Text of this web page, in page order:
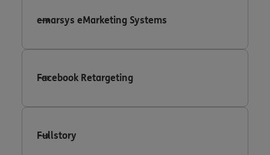
emarsys eMarketing Systems
Facebook Retargeting
Fullstory